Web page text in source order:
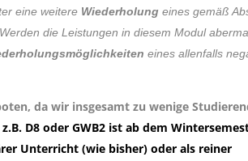
eine weitere Wiederholung eines gemäß
die Leistungen in diesem Modul
eines allenfalls
da wir insgesamt zu wenige
D8 oder GWB2 ist ab dem
Unterricht (wie bisher) oder als reiner